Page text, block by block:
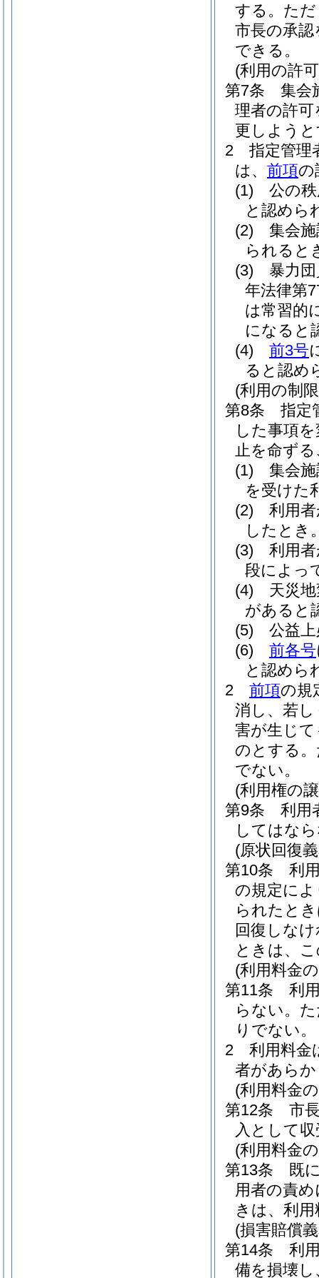
する。 た
市長の承
できる。
(利用の許
第7条
集会
理者の許
更しよう
2
指定管理
は、 前項の
(1)
公の
と認めら
(2)
集会
られると
(3)
暴力
年法律第
は常習的
になると
(4)
前3号
ると認め
(利用の制
第8条
指定
した事項
止を命ず
(1)
集会
を受けた
(2)
利用
したとき
(3)
利用
段によっ
(4)
天災
があると
(5)
公益
(6)
前各号
と認めら
2
前項の規
消し、若
害が生じ
のとする。
でない。
(利用権の
第9条
利用
してはな
(原状回復
第10条
利
の規定に
られたと
回復しな
ときは、
(利用料金
第11条
利
らない。
りでない。
2
利用料金
者があら
(利用料金
第12条
市
入として
(利用料金
第13条
既
用者の責
きは、利
(損害賠償
第14条
利
備を損壊